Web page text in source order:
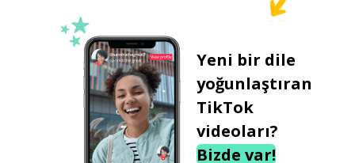
Yeni bir dile
yoğunlaştıran
TikTok
videoları?
Bizde var!